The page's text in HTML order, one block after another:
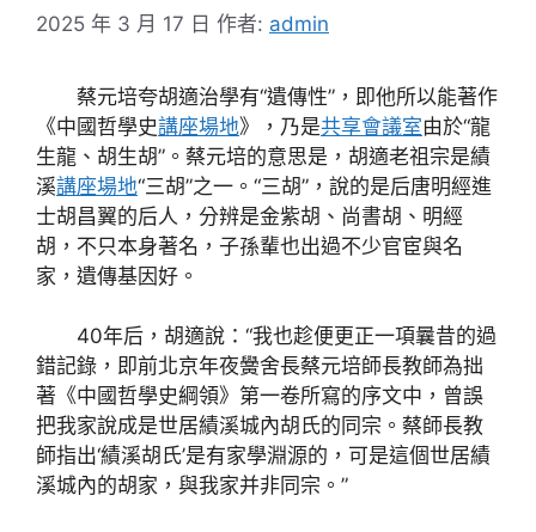
2025 年 3 月 17 日 作者: admin
蔡元培夸胡適治學有“遺傳性”，即他所以能著作
《中國哲學史講座場地》，乃是共享會議室由於“龍
生龍、胡生胡”。蔡元培的意思是，胡適老祖宗是績
溪講座場地“三胡”之一。“三胡”，說的是后唐明經進
士胡昌翼的后人，分辨是金紫胡、尚書胡、明經
胡，不只本身著名，子孫輩也出過不少官宦與名
家，遺傳基因好。
40年后，胡適說：“我也趁便更正一項曩昔的過
錯記錄，即前北京年夜黌舍長蔡元培師長教師為拙
著《中國哲學史綱領》第一卷所寫的序文中，曾誤
把我家說成是世居績溪城內胡氏的同宗。蔡師長教
師指出‘績溪胡氏’是有家學淵源的，可是這個世居績
溪城內的胡家，與我家并非同宗。”